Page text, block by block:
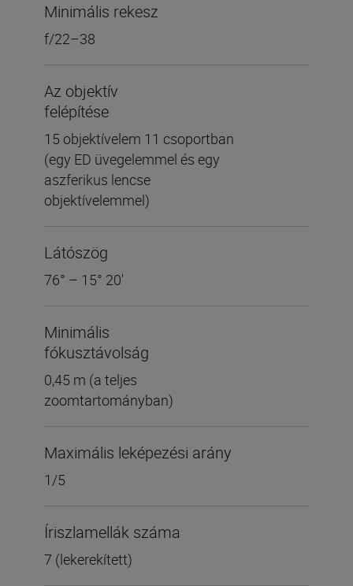
Minimális rekesz
f/22–38
Az objektív
felépítése
15 objektívelem 11 csoportban
(egy ED üvegelemmel és egy
aszferikus lencse
objektívelemmel)
Látószög
76° – 15° 20'
Minimális
fókusztávolság
0,45 m (a teljes
zoomtartományban)
Maximális leképezési arány
1/5
Íriszlamellák száma
7 (lekerekített)